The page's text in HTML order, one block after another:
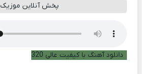
پخش آنلاین موزیک
دانلود آهنگ با کیفیت عالی 320